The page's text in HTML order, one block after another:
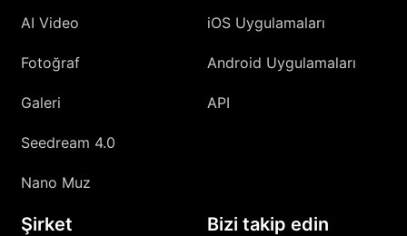
AI Video
Fotoğraf
Galeri
Seedream 4.0
Nano Muz
iOS Uygulamaları
Android Uygulamaları
API
Şirket Bizi takip edin